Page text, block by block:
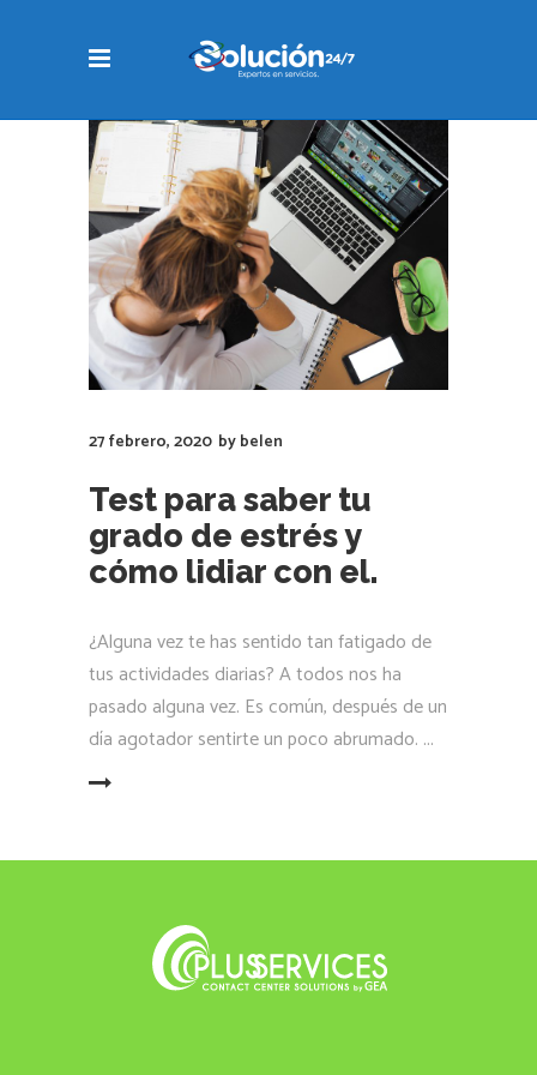
27 febrero, 2020 bybelen
Test para saber tu
grado de estrés y
cómo lidiar con el.
¿Alguna vez te has sentido tan fatigado de
tus actividades diarias? A todos nos ha
pasado alguna vez. Es común, después de un
día agotador sentirte un poco abrumado.